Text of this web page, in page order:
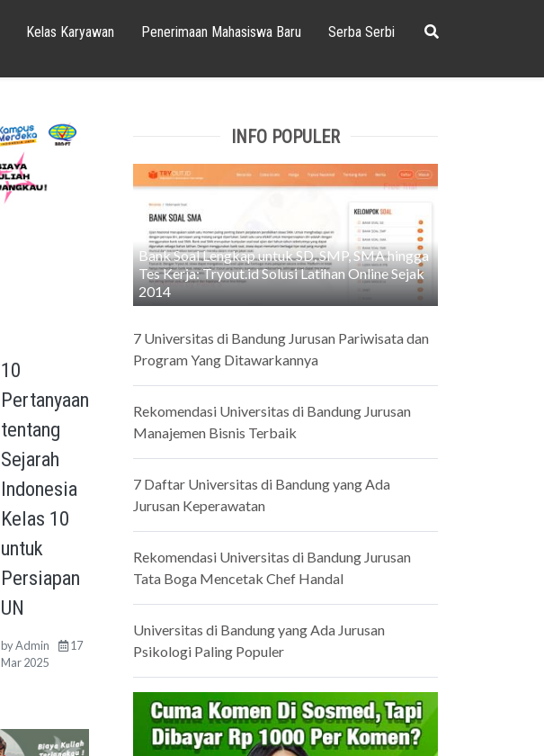
Kelas Karyawan Penerimaan Mahasiswa Baru Serba Serbi
10
Pertanyaan
tentang
Sejarah
Indonesia
Kelas 10
untuk
Persiapan
UN
byAdmin
17
Mar 2025
INFO POPULER
Bank Soal Lengkap untuk SD, SMP, SMA hingga
Tes Kerja: Tryout.id Solusi Latihan Online Sejak
2014
7 Universitas di Bandung Jurusan Pariwisata dan
Program Yang Ditawarkannya
Rekomendasi Universitas di Bandung Jurusan
Manajemen Bisnis Terbaik
7 Daftar Universitas di Bandung yang Ada
Jurusan Keperawatan
Rekomendasi Universitas di Bandung Jurusan
Tata Boga Mencetak Chef Handal
Universitas di Bandung yang Ada Jurusan
Psikologi Paling Populer